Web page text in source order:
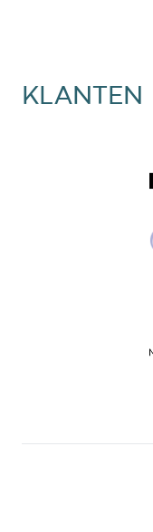
KLANTEN